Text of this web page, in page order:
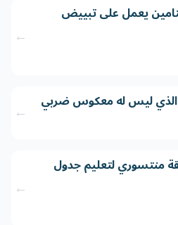
يعمل على تبييض
←
الذي ليس له معكوس ضربي ←
منتسوري لتعليم جدول
←